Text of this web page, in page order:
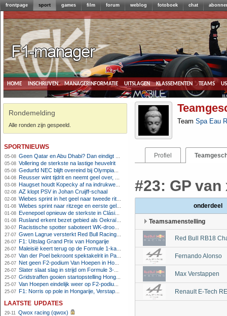
frontpage sport games film forum weblog fotoboek chat
home inschrijven managerinformatie uitslagen klassementen teams
Rondemelding
Alle ronden zijn gespeeld.
sportnieuws
05-08 Geen Qatar en Abu Dhabi? Dan eindigt Formule 1-seizoen mogelijk in Europa
05-08 Vollering de sterkste na lastige heuvelrit
05-08 Gedurfd NEC blijft overeind bij Olympiakos
04-08 Reusser wint tijdrit en neemt geel over, Nooijen knap tweede
03-08 Haugset houdt Kopecky af na indrukwekkende solo van 86 kilometer
02-08 AZ klopt PSV in Johan Cruijff-schaal
02-08 Wiebes sprint in het geel naar tweede ritzege
01-08 Wiebes sprint naar ritzege en eerste gele trui in Tour Femmes
01-08 Evenepoel opnieuw de sterkste in Clásica San Sebastián
01-08 Rusland erkent bezet gebied als Oekraïens voor opheffing IOC-schorsing
30-07 Racistische spotter saboteert WK-droom van powerliftster
27-07 Gwen Lagrue versterkt Red Bull Racing vanaf 2027
26-07 F1: Uitslag Grand Prix van Hongarije
26-07 Maleisië keert terug op de Formule 1-kalender in 2026
26-07 Van der Poel bekroont spektakelrit in Parijs met nipte zege; eindzege Pogacar
26-07 Net geen F2-podium Van Hoepen in Hongarije, Leon maakt indruk
26-07 Slater slaat slag in strijd om Formule 3-kampioenschap op Hungaroring
25-07 Gridstraffen gooien startopstelling Hongaarse Grand Prix flink overhoop
25-07 Van Hoepen eindelijk weer op F2-podium, Mini wint sprintrace op Hungaroring
25-07 F1: Norris op pole in Hongarije, Verstappen zesde
laatste updates
29-11 Qwox racing (qwox)
Team Spa Eau
Profiel
#23: GP
onderdeel
Teamsamenstelling
Red Bull RB18
Fernando Alonso
Max Verstappen
Renault E-Tech